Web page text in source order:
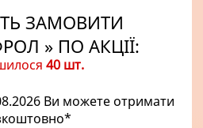
ЗАМОВИТИ
» ПО АКЦІЇ:
40 шт.
Ви можете отримати
*